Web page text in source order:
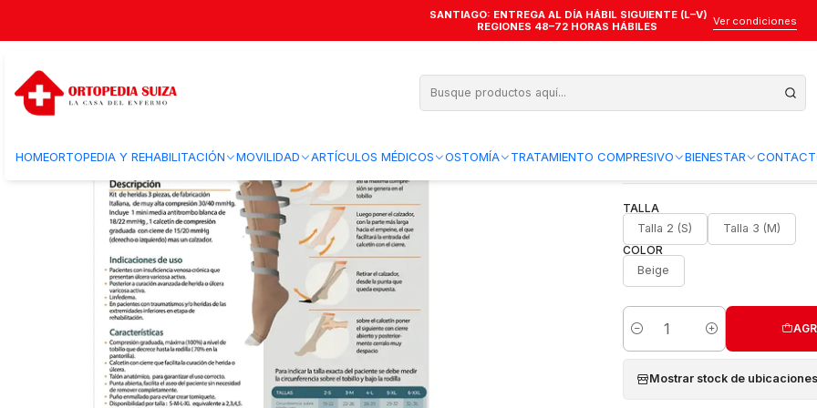
HOMEORTOPEDIA Y REHABILITACIÓN MOVILIDAD ARTÍCULOS MÉDICOS OSTOMÍA TRATAMIENTO COMPRESIVO BIENESTAR
SANTIAGO: ENTREGA AL DÍA HÁBIL SIGUIENTE (L–V)
REGIONES 48–72 HORAS HÁBILES
Ver condiciones
Kit de Heridas Calceta Varimed 30-40 mmHg - 5 Piezas - Cierre Derecho - REF. 9024
Kit de Heridas
5 Piezas -
Agregar a la lista de
TALLA
Talla 2 (S)
Talla 3 (M)
COLOR
Beige
Cantidad
Mostrar stock de ubicaciones